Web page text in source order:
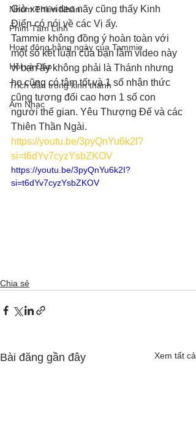
Nhóm Thiên Nhãn
Phim Tâm Linh
Hoạt động hằng ngày của Tammie
Hỏi và Đáp
Trích dẫn trong kinh thánh
Âm Nhạc
Giờ xem video nãy cũng thấy Kinh
Điển có nói về các Vị ấy.
Tammie không đồng ý hoàn toàn với
một số kết luận của bạn làm video này
vì bạn ấy không phải là Thánh nhưng
họ cũng có tâm tốt và 1 số nhận thức
cũng tương đối cao hơn 1 số con
người thế gian. Yêu Thượng Đế và các
Thiên Thần Ngài.
https://youtu.be/3pyQnYu6k2I?
si=t6dYv7cyzYsbZKOV
https://youtu.be/3pyQnYu6k2I?
si=t6dYv7cyzYsbZKOV
Chia sẻ
Bài đăng gần đây Xem tất cả